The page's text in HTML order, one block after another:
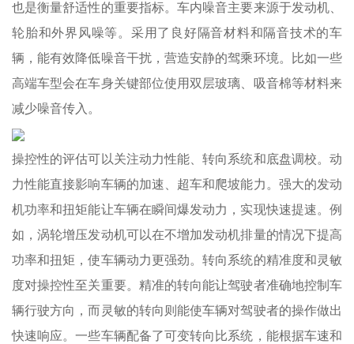
也是衡量舒适性的重要指标。车内噪音主要来源于发动机、
轮胎和外界风噪等。采用了良好隔音材料和隔音技术的车
辆，能有效降低噪音干扰，营造安静的驾乘环境。比如一些
高端车型会在车身关键部位使用双层玻璃、吸音棉等材料来
减少噪音传入。
操控性的评估可以关注动力性能、转向系统和底盘调校。动
力性能直接影响车辆的加速、超车和爬坡能力。强大的发动
机功率和扭矩能让车辆在瞬间爆发动力，实现快速提速。例
如，涡轮增压发动机可以在不增加发动机排量的情况下提高
功率和扭矩，使车辆动力更强劲。转向系统的精准度和灵敏
度对操控性至关重要。精准的转向能让驾驶者准确地控制车
辆行驶方向，而灵敏的转向则能使车辆对驾驶者的操作做出
快速响应。一些车辆配备了可变转向比系统，能根据车速和